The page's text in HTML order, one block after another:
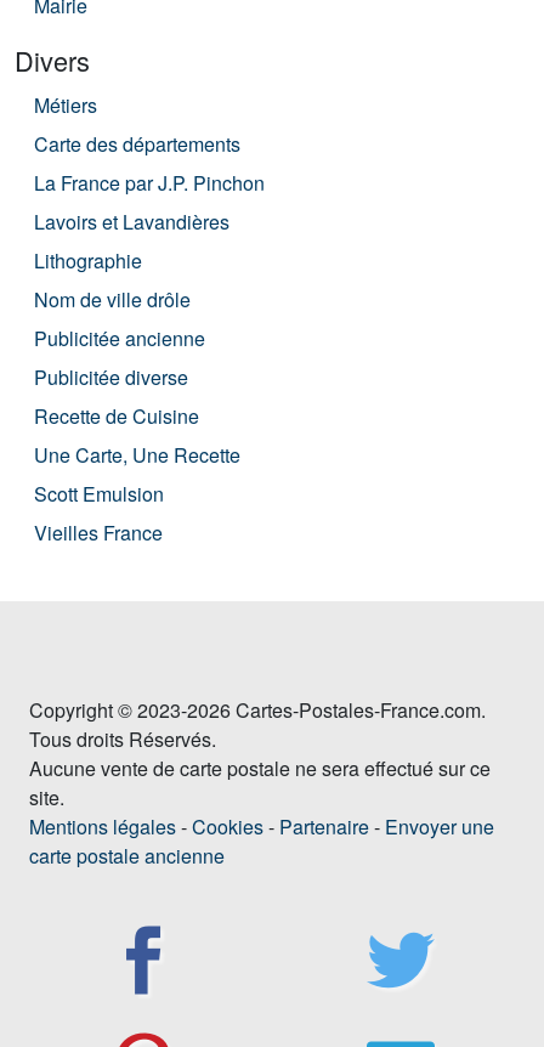
Divers
Métiers
Carte des départements
La France par J.P. Pinchon
Lavoirs et Lavandières
Lithographie
Nom de ville drôle
Publicitée ancienne
Publicitée diverse
Recette de Cuisine
Une Carte, Une Recette
Scott Emulsion
Vieilles France
Copyright © 2023-2026 Cartes-Postales-France.com.
Tous droits Réservés.
Aucune vente de carte postale ne sera effectué sur ce
site.
Mentions légales-Cookies- Partenaire- Envoyer une
carte postale ancienne